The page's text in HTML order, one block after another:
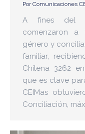
PorComunicaciones
A fines del
comenzaron a
género y
familiar,
Chilena 3262
que es clave
CEIMas
Conciliación,